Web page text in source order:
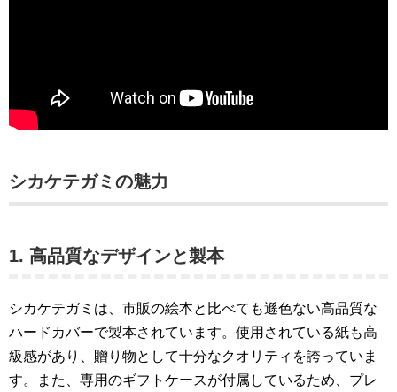
シカケテガミの魅力
1. 高品質なデザインと製本
シカケテガミは、市販の絵本と比べても遜色ない高品質な
ハードカバーで製本されています。使用されている紙も高
級感があり、贈り物として十分なクオリティを誇っていま
す。また、専用のギフトケースが付属しているため、プレ